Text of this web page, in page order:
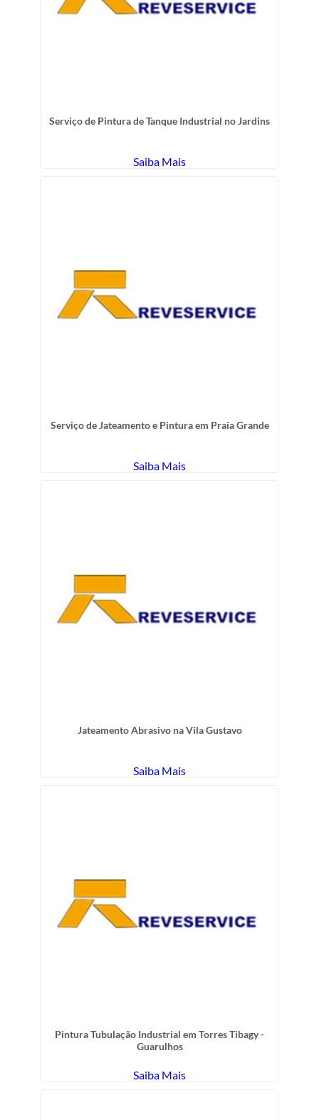
Serviço de Pintura de Tanque Industrial no Jardins
Saiba Mais
Serviço de Jateamento e Pintura em Praia Grande
Saiba Mais
Jateamento Abrasivo na Vila Gustavo
Saiba Mais
Pintura Tubulação Industrial em Torres Tibagy -
Guarulhos
Saiba Mais